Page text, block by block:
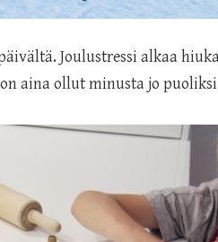
Joulustressi alkaa
aina ollut minusta jo